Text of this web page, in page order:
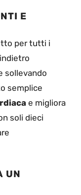
E
per tutti i
sollevando
semplice
e migliora
soli dieci
UN